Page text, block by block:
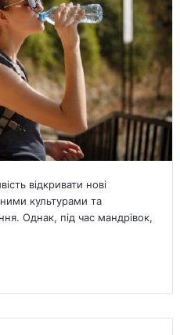
відкривати нові
культурами та
Однак, під час мандрівок,